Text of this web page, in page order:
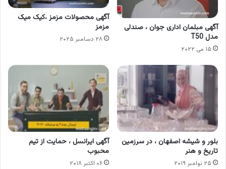
آگهی مبلمان اداری جوان ، صندلی
مدل T50
۱۵ می ۲۰۲۲
آگهی محصولات مزمز ،کیک میک
مزمز
۲۸ دسامبر ۲۰۲۵
بلور و شیشه اصفهان ، در سرزمین
تاریخ و هنر
۲۵ نوامبر ۲۰۱۹
آگهی ایرانسل ، حمایت از تیم
محبوب
۰۶ اکتبر ۲۰۱۸